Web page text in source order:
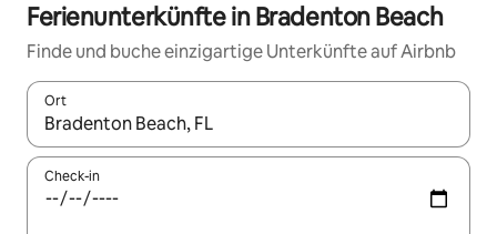
Ferienunterkünfte in Bradenton Beach
Finde und buche einzigartige Unterkünfte auf Airbnb
Ort
Wenn Ergebnisse verfügbar sind, navigiere mit den
Check-in